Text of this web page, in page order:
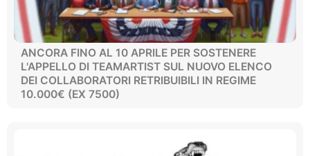
ANCORA FINO AL 10 APRILE PER SOSTENERE
L'APPELLO DI TEAMARTIST SUL NUOVO ELENCO
DEI COLLABORATORI RETRIBUIBILI IN REGIME
10.000€ (EX 7500)